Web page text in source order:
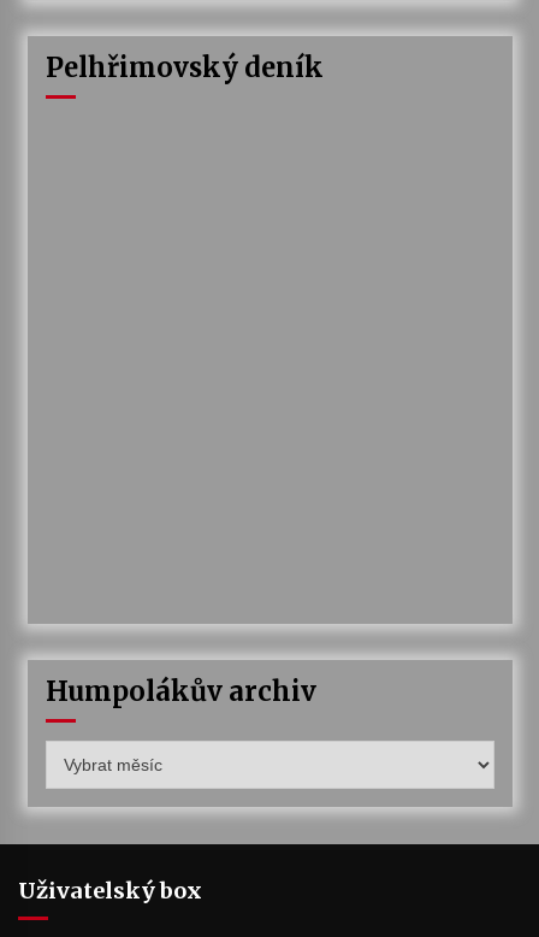
Pelhřimovský deník
Humpolákův archiv
archiv
Uživatelský box